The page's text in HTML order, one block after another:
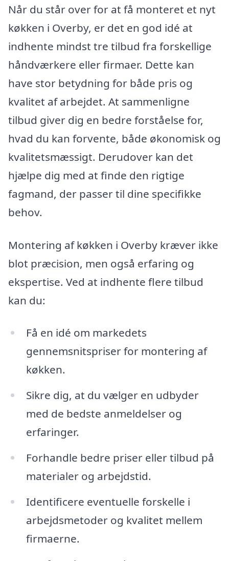
Når du står over for at få monteret et nyt
køkken i Overby, er det en god idé at
indhente mindst tre tilbud fra forskellige
håndværkere eller firmaer. Dette kan
have stor betydning for både pris og
kvalitet af arbejdet. At sammenligne
tilbud giver dig en bedre forståelse for,
hvad du kan forvente, både økonomisk og
kvalitetsmæssigt. Derudover kan det
hjælpe dig med at finde den rigtige
fagmand, der passer til dine specifikke
behov.
Montering af køkken i Overby kræver ikke
blot præcision, men også erfaring og
ekspertise. Ved at indhente flere tilbud
kan du:
Få en idé om markedets
gennemsnitspriser for montering af
køkken.
Sikre dig, at du vælger en udbyder
med de bedste anmeldelser og
erfaringer.
Forhandle bedre priser eller tilbud på
materialer og arbejdstid.
Identificere eventuelle forskelle i
arbejdsmetoder og kvalitet mellem
firmaerne.